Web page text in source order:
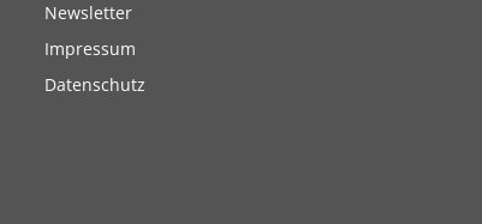
Newsletter
Impressum
Datenschutz